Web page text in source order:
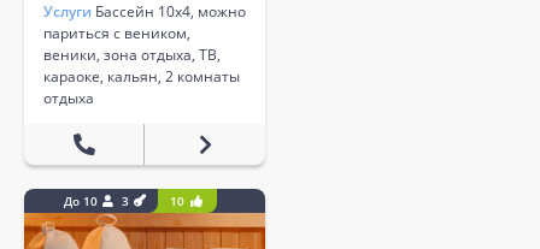
Услуги Бассейн 10х4, можно
париться с веником,
веники, зона отдыха, ТВ,
караоке, кальян, 2 комнаты
отдыха
До 10 3 10